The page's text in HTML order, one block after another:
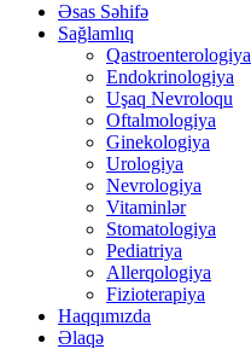
Əsas Səhifə
Sağlamlıq
Qastroenterologiya
Endokrinologiya
Uşaq Nevroloqu
Oftalmologiya
Ginekologiya
Urologiya
Nevrologiya
Vitaminlər
Stomatologiya
Pediatriya
Allerqologiya
Fizioterapiya
Haqqımızda
Əlaqə